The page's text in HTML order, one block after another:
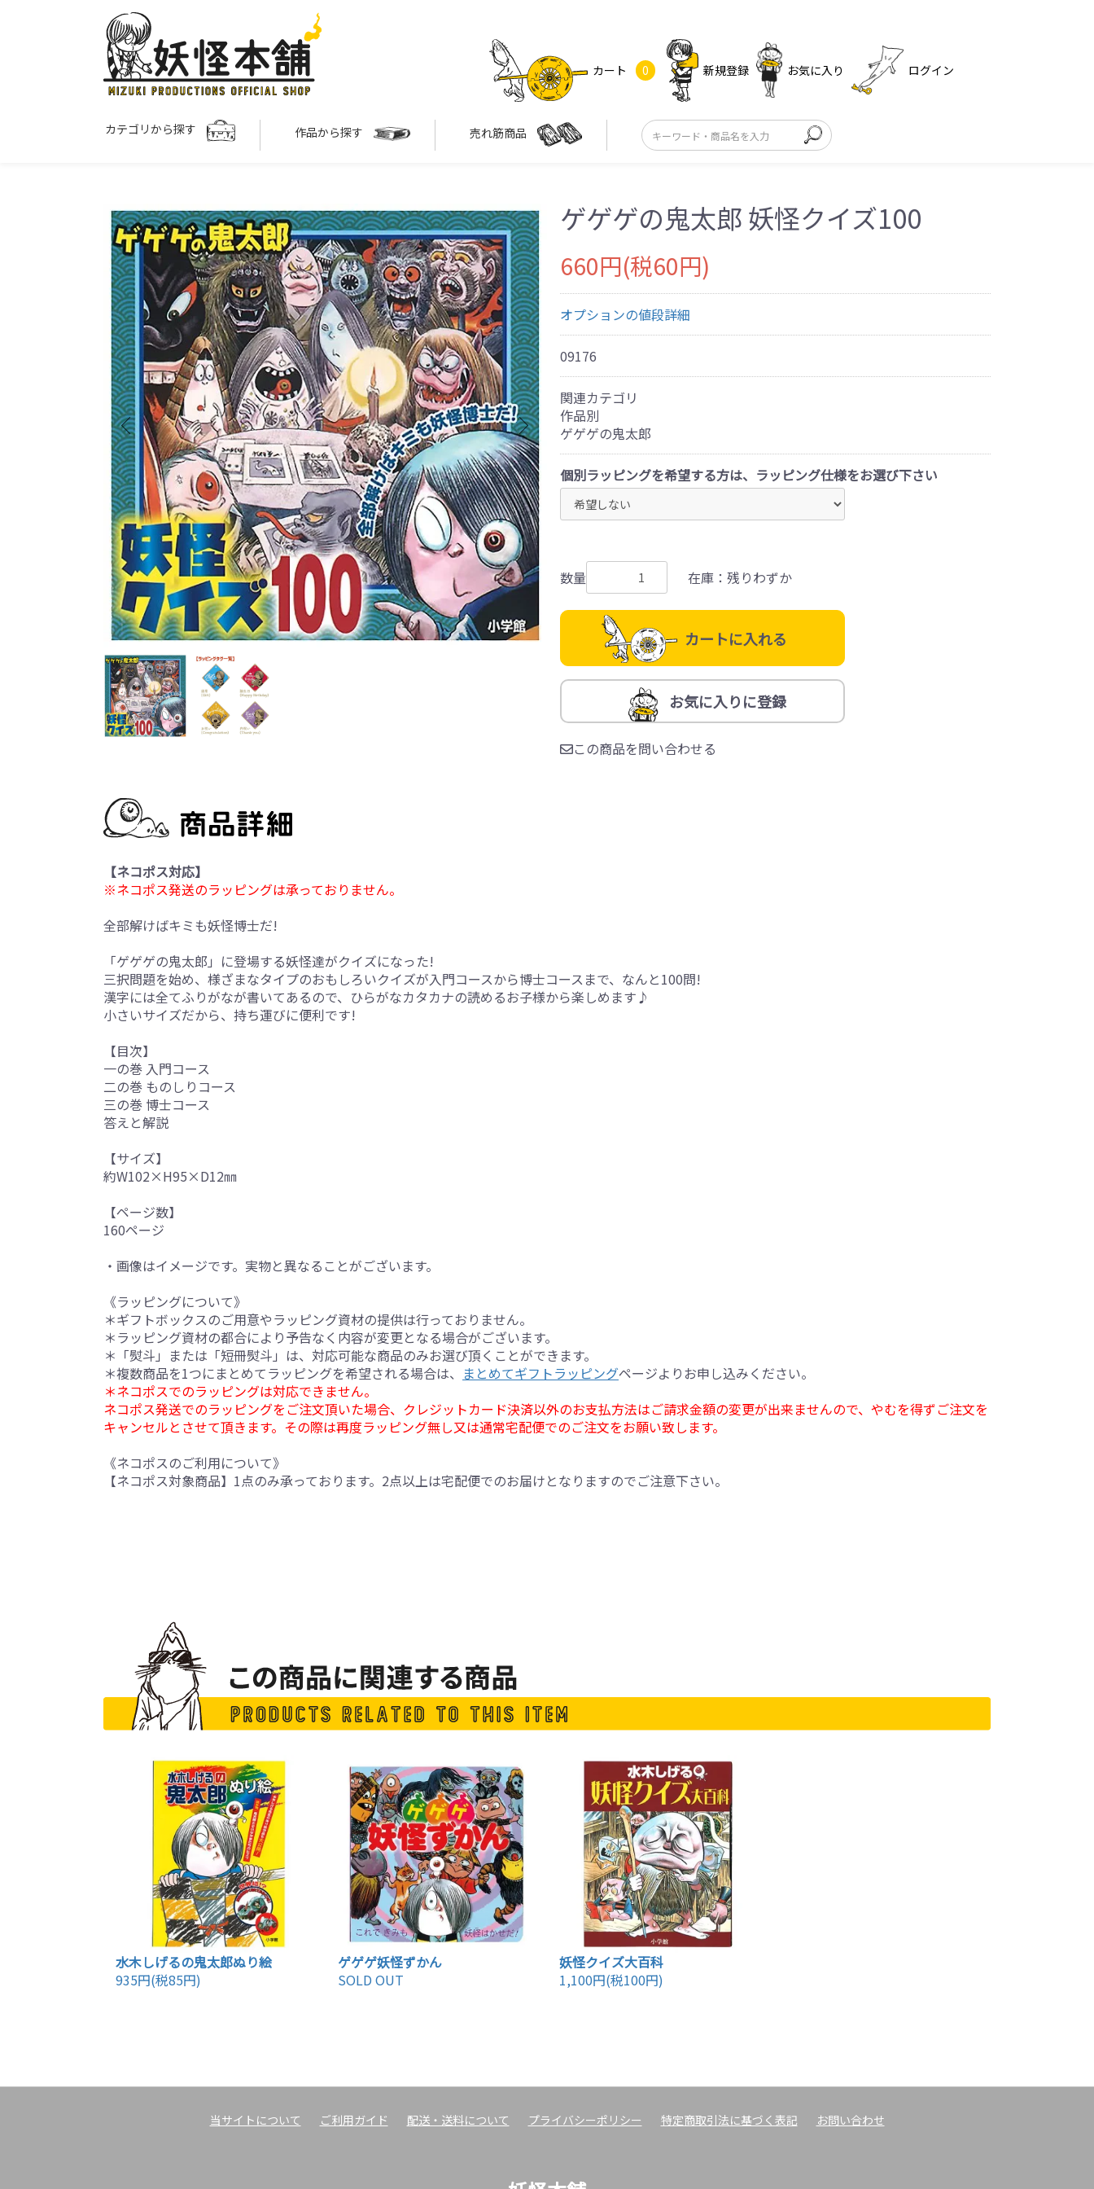
カート 0 新規登録 お気に入り ログイン
カテゴリから探す 作品から探す 売れ筋商品
ゲゲゲの鬼太郎 妖怪クイズ100
660円(税60円)
オプションの値段詳細
09176
関連カテゴリ
作品別
ゲゲゲの鬼太郎
個別ラッピングを希望する方は、ラッピング仕様をお選び下さい
数量 在庫：残りわずか
カートに入れる
お気に入りに登録
この商品を問い合わせる
【ネコポス対応】
※ネコポス発送のラッピングは承っておりません。
全部解けばキミも妖怪博士だ!
「ゲゲゲの鬼太郎」に登場する妖怪達がクイズになった!
三択問題を始め、様ざまなタイプのおもしろいクイズが入門コースから博士コースまで、なんと100問!
漢字には全てふりがなが書いてあるので、ひらがなカタカナの読めるお子様から楽しめます♪
小さいサイズだから、持ち運びに便利です!
【目次】
一の巻 入門コース
二の巻 ものしりコース
三の巻 博士コース
答えと解説
【サイズ】
約W102×H95×D12㎜
【ページ数】
160ページ
・画像はイメージです。実物と異なることがございます。
《ラッピングについて》
＊ギフトボックスのご用意やラッピング資材の提供は行っておりません。
＊ラッピング資材の都合により予告なく内容が変更となる場合がございます。
＊「熨斗」または「短冊熨斗」は、対応可能な商品のみお選び頂くことができます。
＊複数商品を1つにまとめてラッピングを希望される場合は、 まとめてギフトラッピングページよりお申し込みください。
＊ネコポスでのラッピングは対応できません。
ネコポス発送でのラッピングをご注文頂いた場合、クレジットカード決済以外のお支払方法はご請求金額の変更が出来ませんので、やむを得ずご注文を
キャンセルとさせて頂きます。その際は再度ラッピング無し又は通常宅配便でのご注文をお願い致します。
《ネコポスのご利用について》
【ネコポス対象商品】1点のみ承っております。2点以上は宅配便でのお届けとなりますのでご注意下さい。
水木しげるの鬼太郎ぬり絵
935円(税85円)
ゲゲゲ妖怪ずかん
SOLD OUT
妖怪クイズ大百科
1,100円(税100円)
当サイトについて ご利用ガイド 配送・送料について プライバシーポリシー 特定商取引法に基づく表記 お問い合わせ